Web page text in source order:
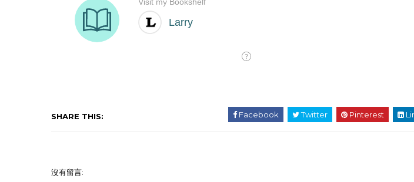
SHARE THIS: Facebook Twitter Pinterest
沒有留言: